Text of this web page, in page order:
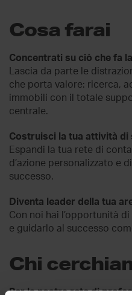
Cosa farai
Concentrati su ciò che fa
Lascia da parte le
che porta valore: ricerca,
immobili con il totale
centrale.
Costruisci la tua attività di
Espandi la tua rete di
d’azione personalizzato e
successo.
Diventa leader della tua
Con noi hai l’opportunità
e guidarlo al successo
Chi
Per la nostra rete di